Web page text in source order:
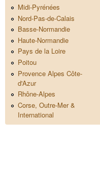
Midi-Pyrénées
Nord-Pas-de-Calais
Basse-Normandie
Haute-Normandie
Pays de la Loire
Poitou
Provence Alpes Côte-
d'Azur
Rhône-Alpes
Corse, Outre-Mer &
International